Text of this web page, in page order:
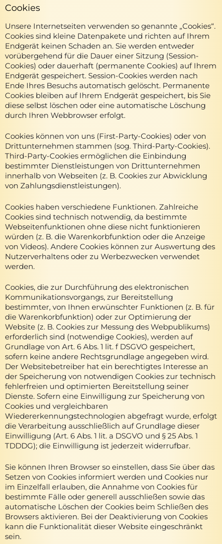
Cookies
Unsere Internetseiten verwenden so genannte „Cookies“.
Cookies sind kleine Datenpakete und richten auf Ihrem
Endgerät keinen Schaden an. Sie werden entweder
vorübergehend für die Dauer einer Sitzung (Session-
Cookies) oder dauerhaft (permanente Cookies) auf Ihrem
Endgerät gespeichert. Session-Cookies werden nach
Ende Ihres Besuchs automatisch gelöscht. Permanente
Cookies bleiben auf Ihrem Endgerät gespeichert, bis Sie
diese selbst löschen oder eine automatische Löschung
durch Ihren Webbrowser erfolgt.
Cookies können von uns (First-Party-Cookies) oder von
Drittunternehmen stammen (sog. Third-Party-Cookies).
Third-Party-Cookies ermöglichen die Einbindung
bestimmter Dienstleistungen von Drittunternehmen
innerhalb von Webseiten (z. B. Cookies zur Abwicklung
von Zahlungsdienstleistungen).
Cookies haben verschiedene Funktionen. Zahlreiche
Cookies sind technisch notwendig, da bestimmte
Webseitenfunktionen ohne diese nicht funktionieren
würden (z. B. die Warenkorbfunktion oder die Anzeige
von Videos). Andere Cookies können zur Auswertung des
Nutzerverhaltens oder zu Werbezwecken verwendet
werden.
Cookies, die zur Durchführung des elektronischen
Kommunikationsvorgangs, zur Bereitstellung
bestimmter, von Ihnen erwünschter Funktionen (z. B. für
die Warenkorbfunktion) oder zur Optimierung der
Website (z. B. Cookies zur Messung des Webpublikums)
erforderlich sind (notwendige Cookies), werden auf
Grundlage von Art. 6 Abs. 1 lit. f DSGVO gespeichert,
sofern keine andere Rechtsgrundlage angegeben wird.
Der Websitebetreiber hat ein berechtigtes Interesse an
der Speicherung von notwendigen Cookies zur technisch
fehlerfreien und optimierten Bereitstellung seiner
Dienste. Sofern eine Einwilligung zur Speicherung von
Cookies und vergleichbaren
Wiedererkennungstechnologien abgefragt wurde, erfolgt
die Verarbeitung ausschließlich auf Grundlage dieser
Einwilligung (Art. 6 Abs. 1 lit. a DSGVO und § 25 Abs. 1
TDDDG); die Einwilligung ist jederzeit widerrufbar.
Sie können Ihren Browser so einstellen, dass Sie über das
Setzen von Cookies informiert werden und Cookies nur
im Einzelfall erlauben, die Annahme von Cookies für
bestimmte Fälle oder generell ausschließen sowie das
automatische Löschen der Cookies beim Schließen des
Browsers aktivieren. Bei der Deaktivierung von Cookies
kann die Funktionalität dieser Website eingeschränkt
sein.